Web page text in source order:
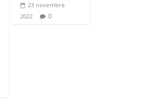
23 novembre
2022
0